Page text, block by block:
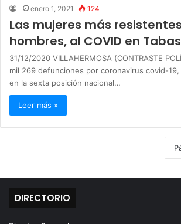
enero 1, 2021 124
Las mujeres más
hombres, al COVID en
31/12/2020 VILLAHERMOSA (CONTRASTE
mil 269 defunciones por coronavirus covid-19,
en la sexta posición nacional…
Leer más »
DIRECTORIO